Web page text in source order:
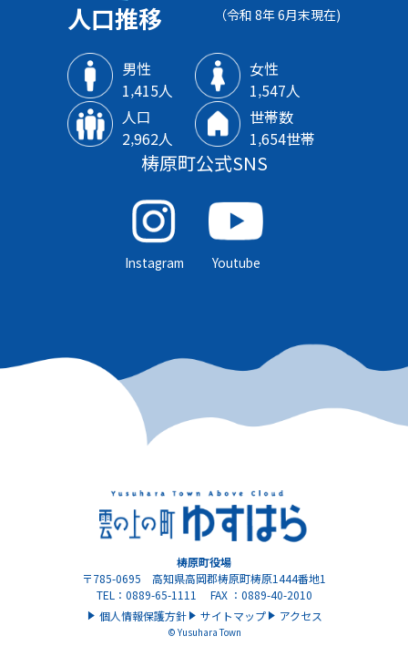
人口推移 （令和 8年 6月末現在)
男性
1‚415人
女性
1‚547人
人口
2‚962人
世帯数
1‚654世帯
梼原町公式SNS
Instagram Youtube
梼原町役場
〒785-0695 高知県高岡郡梼原町梼原1444番地1
TEL：0889-65-1111 FAX ：0889-40-2010
個人情報保護方針
サイトマップ アクセス
© Yusuhara Town